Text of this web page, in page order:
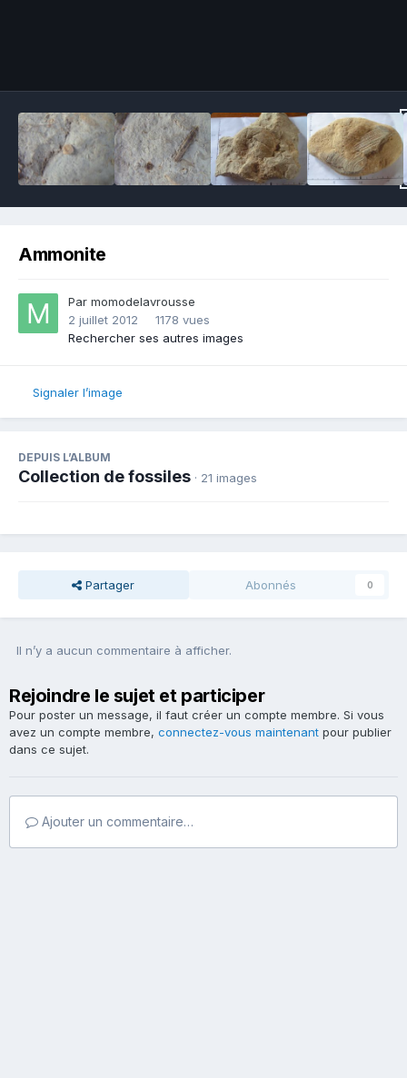
Ammonite
Par momodelavrousse
2 juillet 2012
1178 vues
Rechercher ses autres images
Signaler l’image
DEPUIS L’ALBUM
Collection de fossiles · 21 images
Partager Abonnés 0
Il n’y a aucun commentaire à afficher.
Rejoindre le sujet et participer
Pour poster un message, il faut créer un compte membre. Si vous
avez un compte membre, connectez-vous maintenant pour publier
dans ce sujet.
Ajouter un commentaire…